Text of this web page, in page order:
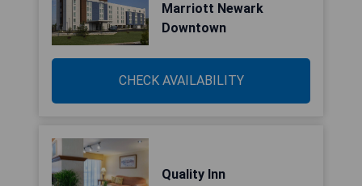
Marriott Newark
Downtown
CHECK AVAILABILITY
Quality Inn